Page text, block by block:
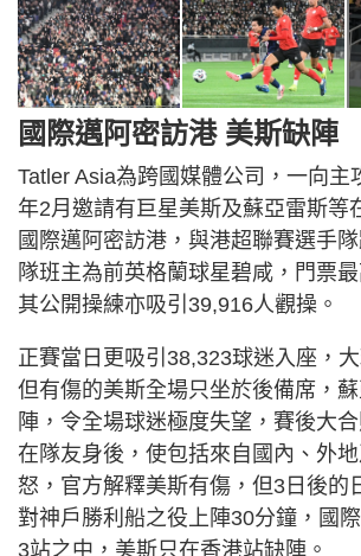
國際邁阿密訪港 美斯缺陣
Tatler Asia為跨國媒體公司，一向主
年2月邀請有巨星美斯及蘇亞雷斯等
國際邁阿密訪港，與港超聯賽選手
隊班主為前英格蘭球星碧咸，門票最
其公開操練亦吸引39,916人觀操。
正賽當日更吸引38,323球迷入座，
但有傷的美斯全場只坐於後備席，
陣，令全場球迷極度失望，賽後大
在隊友身後，使包括來自國內、外
怒，官方解釋美斯有傷，但3日後的
對神戶勝利船之役上陣30分鐘，國
3站之中，美斯只在香港站缺陣。